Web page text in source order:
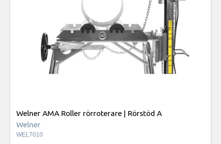
Welner AMA Roller rörroterare | Rörstöd A
Welner
WEL7010